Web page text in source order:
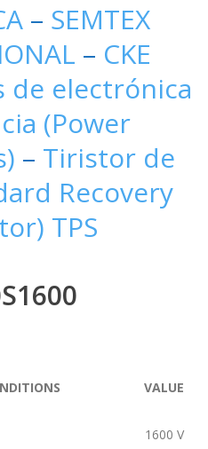
– SEMTEX
– CKE
de electrónica
(Power
– Tiristor de
Recovery
TPS
VALUE
1600 V